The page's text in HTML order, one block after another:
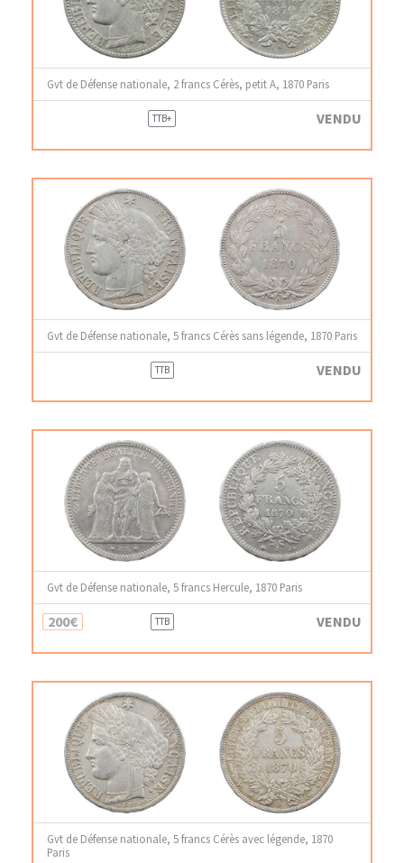
Gvt de Défense nationale, 2 francs Cérès, petit A, 1870 Paris
TTB+ VENDU
Gvt de Défense nationale, 5 francs Cérès sans légende, 1870 Paris
TTB VENDU
Gvt de Défense nationale, 5 francs Hercule, 1870 Paris
200€ TTB VENDU
Gvt de Défense nationale, 5 francs Cérès avec légende, 1870
Paris